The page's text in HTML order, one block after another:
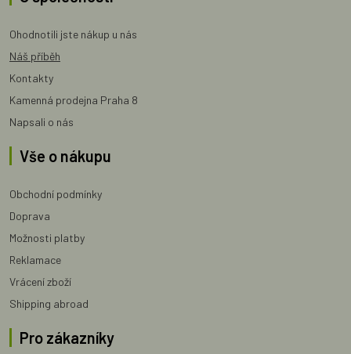
Ohodnotili jste nákup u nás
Náš příběh
Kontakty
Kamenná prodejna Praha 8
Napsali o nás
Vše o nákupu
Obchodní podmínky
Doprava
Možnosti platby
Reklamace
Vrácení zboží
Shipping abroad
Pro zákazníky